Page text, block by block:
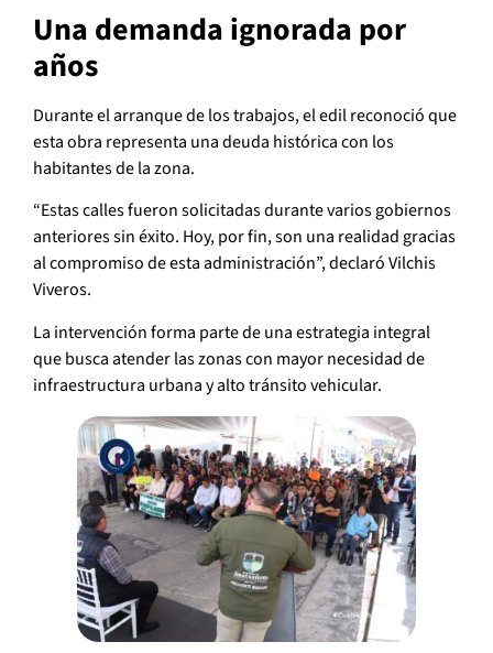
Una demanda ignorada por
años
Durante el arranque de los trabajos, el edil reconoció que
esta obra representa una deuda histórica con los
habitantes de la zona.
“Estas calles fueron solicitadas durante varios gobiernos
anteriores sin éxito. Hoy, por fin, son una realidad gracias
al compromiso de esta administración”, declaró Vilchis
Viveros.
La intervención forma parte de una estrategia integral
que busca atender las zonas con mayor necesidad de
infraestructura urbana y alto tránsito vehicular.